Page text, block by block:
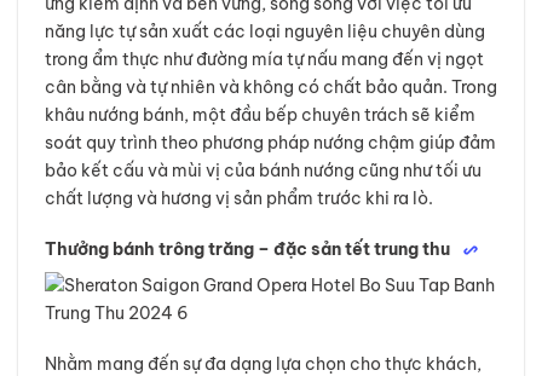
năng lực tự sản xuất các loại nguyên liệu chuyên dùng
trong ẩm thực như đường mía tự nấu mang đến vị ngọt
cân bằng và tự nhiên và không có chất bảo quản. Trong
khâu nướng bánh, một đầu bếp chuyên trách sẽ kiểm
soát quy trình theo phương pháp nướng chậm giúp đảm
bảo kết cấu và mùi vị của bánh nướng cũng như tối ưu
chất lượng và hương vị sản phẩm trước khi ra lò.
Thưởng bánh trông trăng – đặc sản tết trung thu
Nhằm mang đến sự đa dạng lựa chọn cho thực khách,